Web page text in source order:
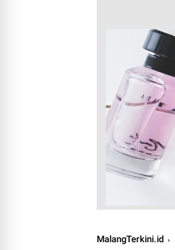
MalangTerkini.id